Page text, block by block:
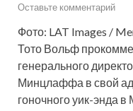
Оставьте комментарий
Фото: LAT Images /
Тото Вольф
генерального
Минцлаффа в свой
гоночного уик-энда